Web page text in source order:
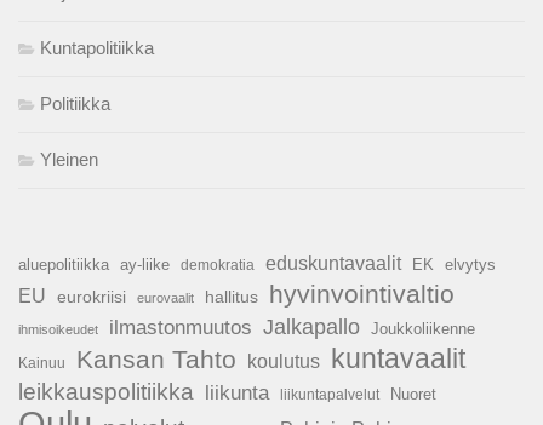
Kuntapolitiikka
Politiikka
Yleinen
aluepolitiikka ay-liike demokratia eduskuntavaalit EK elvytys
EU eurokriisi eurovaalit hallitus hyvinvointivaltio
ihmisoikeudet ilmastonmuutos Jalkapallo Joukkoliikenne
Kainuu Kansan Tahto koulutus kuntavaalit
leikkauspolitiikka liikunta liikuntapalvelut Nuoret